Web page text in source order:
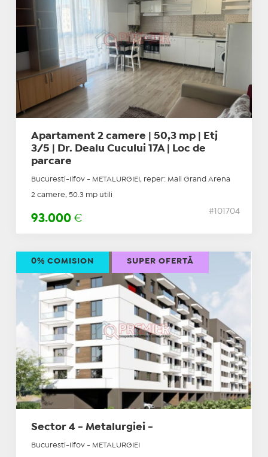
Apartament 2 camere | 50,3 mp | Etj
3/5 | Dr. Dealu Cucului 17A | Loc de
parcare
Bucuresti-Ilfov - METALURGIEI, reper: Mall Grand Arena
2 camere, 50.3 mp utili
93.000 €
#101704
Sector 4 - Metalurgiei -
Bucuresti-Ilfov - METALURGIEI
0% COMISION SUPER OFERTĂ